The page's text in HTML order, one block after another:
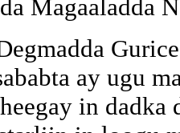
Magaaladda
ay ugu
in dadka